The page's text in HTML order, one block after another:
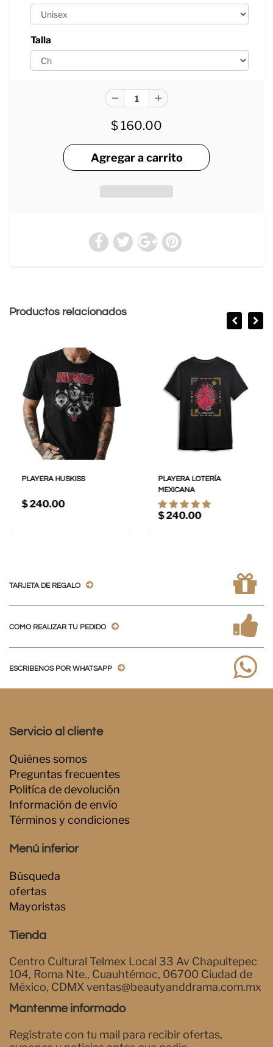
Talla
$ 160.00
Productos relacionados
PLAYERA HUSKISS
$ 240.00
PLAYERA LOTERÍA
MEXICANA
$ 240.00
TARJETA DE REGALO
COMO REALIZAR TU PEDIDO
ESCRIBENOS POR WHATSAPP
Servicio al cliente
Quiénes somos
Preguntas frecuentes
Politíca de devolución
Información de envío
Términos y condiciones
Menú inferior
Búsqueda
ofertas
Mayoristas
Tienda
Centro Cultural Telmex Local 33 Av Chapultepec
104, Roma Nte., Cuauhtémoc, 06700 Ciudad de
México, CDMX ventas@beautyanddrama.com.mx
Mantenme informado
Regístrate con tu mail para recibir ofertas,